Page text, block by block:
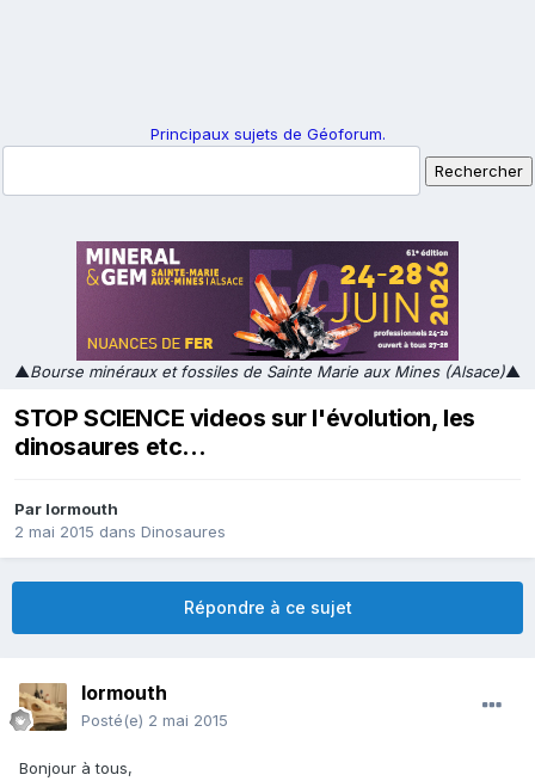
Principaux sujets de Géoforum.
▲Bourse minéraux et fossiles de Sainte Marie aux Mines (Alsace)▲
STOP SCIENCE videos sur l'évolution, les
dinosaures etc...
Par lormouth
2 mai 2015 dans Dinosaures
Répondre à ce sujet
lormouth
Posté(e) 2 mai 2015
Bonjour à tous,